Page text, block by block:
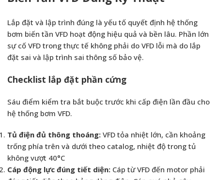
Lắp đặt và lập trình đúng là yếu tố quyết định hệ thống
bơm biến tần VFD hoạt động hiệu quả và bền lâu. Phần lớn
sự cố VFD trong thực tế không phải do VFD lỗi mà do lắp
đặt sai và lập trình sai thông số bảo vệ.
Checklist lắp đặt phần cứng
Sáu điểm kiểm tra bắt buộc trước khi cấp điện lần đầu cho
hệ thống bơm VFD.
Tủ điện đủ thông thoáng: VFD tỏa nhiệt lớn, cần khoảng
trống phía trên và dưới theo catalog, nhiệt độ trong tủ
không vượt 40°C
Cáp động lực đúng tiết diện: Cáp từ VFD đến motor phải